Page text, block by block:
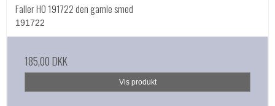
Faller HO 191722 den gamle smed
191722
185,00 DKK
Vis produkt